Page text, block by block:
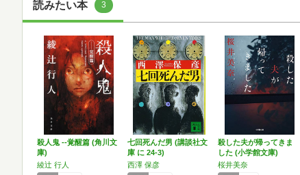
読みたい本 3
殺人鬼 ‐‐覚醒篇 (角川文
庫)
綾辻 行人
七回死んだ男 (講談社文
庫 に 24-3)
西澤 保彦
殺した夫が帰ってきま
した (小学館文庫)
桜井美奈